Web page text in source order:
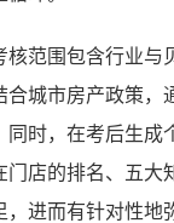
核范围包含行业与
合城市房产政策
同时，在考后生成
门店的排名、五大
，进而有针对性地